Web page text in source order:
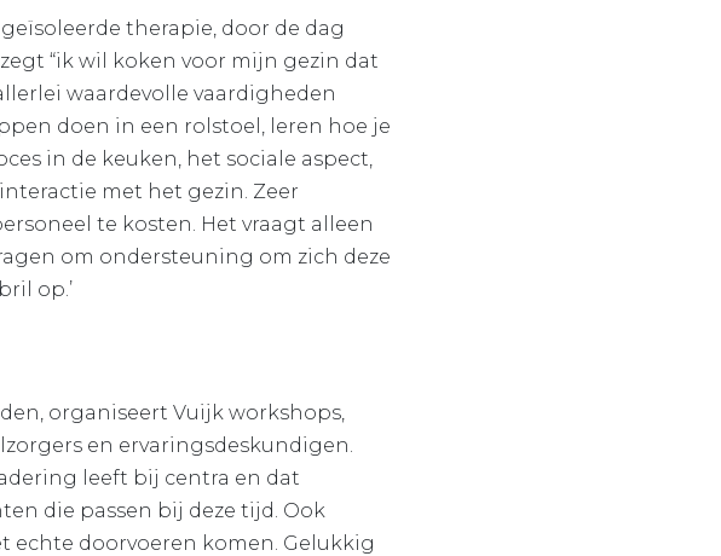
therapie, door de dag
“ik wil koken voor mijn gezin dat
waardevolle vaardigheden
doen in een rolstoel, leren hoe je
in de keuken, het sociale aspect,
met het gezin. Zeer
te kosten. Het vraagt alleen
om ondersteuning om zich deze
op.’
organiseert Vuijk workshops,
en ervaringsdeskundigen.
leeft bij centra en dat
die passen bij deze tijd. Ook
doorvoeren komen. Gelukkig